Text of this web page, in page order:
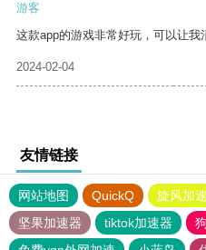
游客
这款app的游戏非常好玩，可以让我
2024-02-04
友情链接
网站地图 QuickQ 旋风加
坚果加速器
tiktok加速器